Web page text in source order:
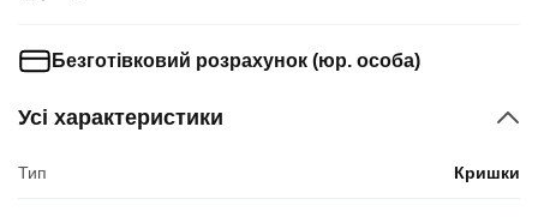
Усі характеристики
Тип Кришки
Безготівковий розрахунок (юр. особа)